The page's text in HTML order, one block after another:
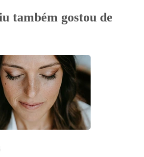
também gostou de